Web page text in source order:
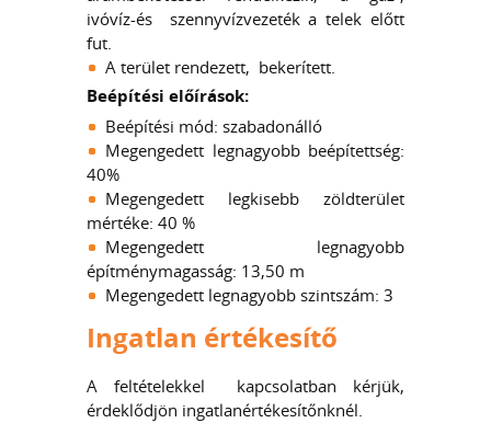
ivóvíz-és szennyvízvezeték a telek előtt
fut.
A terület rendezett, bekerített.
Beépítési előírások:
Beépítési mód: szabadonálló
Megengedett legnagyobb beépítettség:
40%
Megengedett legkisebb zöldterület
mértéke: 40 %
Megengedett legnagyobb
építménymagasság: 13,50 m
Megengedett legnagyobb szintszám: 3
Ingatlan értékesítő
A feltételekkel kapcsolatban kérjük,
érdeklődjön ingatlanértékesítőnknél.